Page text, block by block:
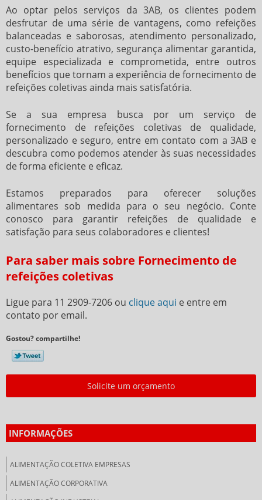
Ao optar pelos serviços da 3AB, os clientes podem
desfrutar de uma série de vantagens, como refeições
balanceadas e saborosas, atendimento personalizado,
custo-benefício atrativo, segurança alimentar garantida,
equipe especializada e comprometida, entre outros
benefícios que tornam a experiência de fornecimento de
refeições coletivas ainda mais satisfatória.
Se a sua empresa busca por um serviço de
fornecimento de refeições coletivas de qualidade,
personalizado e seguro, entre em contato com a 3AB e
descubra como podemos atender às suas necessidades
de forma eficiente e eficaz.
Estamos preparados para oferecer soluções
alimentares sob medida para o seu negócio. Conte
conosco para garantir refeições de qualidade e
satisfação para seus colaboradores e clientes!
Para saber mais sobre Fornecimento de
refeições coletivas
Ligue para 11 2909-7206 ou clique aqui e entre em
contato por email.
Gostou? compartilhe!
Solicite um orçamento
INFORMAÇÕES
ALIMENTAÇÃO COLETIVA EMPRESAS
ALIMENTAÇÃO CORPORATIVA